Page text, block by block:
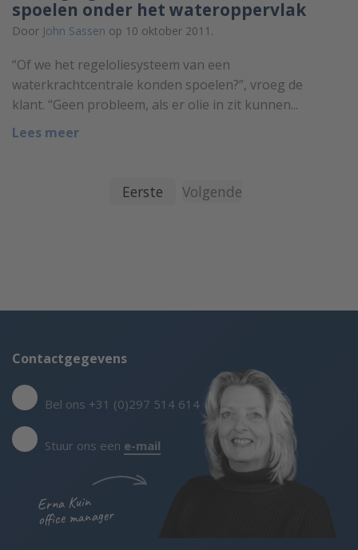
spoelen onder het wateroppervlak
Door John Sassen op 10 oktober 2011.
“Of we het regeloliesysteem van een
waterkrachtcentrale konden spoelen?”, vroeg de
klant. “Geen probleem, als er olie in zit kunnen...
Lees meer
Eerste Volgende
Erna Kuin
office manager
Contactgegevens
Bel ons +31 (0)297 514 614
Stuur ons een e-mail